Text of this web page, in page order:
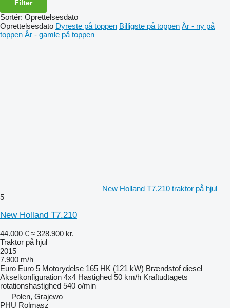
Filter
Sortér: Oprettelsesdato
Oprettelsesdato Dyreste på toppen Billigste på toppen År - ny på
toppen År - gamle på toppen
New Holland T7.210 traktor på hjul
5
New Holland T7.210
44.000 € ≈ 328.900 kr.
Traktor på hjul
2015
7.900 m/h
Euro Euro 5 Motorydelse 165 HK (121 kW) Brændstof diesel
Akselkonfiguration 4x4 Hastighed 50 km/h Kraftudtagets
rotationshastighed 540 o/min
Polen, Grajewo
PHU Rolmasz